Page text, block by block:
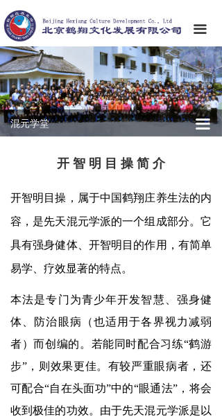
끀
开 智 明 目 操 简 介
开智明目操，属于中国鹤翔庄养生法的内
容，是先天混元学派的一个组成部分。它
具有强身健体、开智明目的作用，有简单
易学、疗效显著的特点。
本法是专门为青少年开发智慧、强身健
体、防治眼病（也适用于各界视力减弱
者）而创编的。若能同时配合习练“鹤游
步”，则效果更佳。有较严重眼病者，还
可配合“自在头面功”中的“眼通法”，将会
收到极佳的功效。由于先天混元学派是以
混元学堂 끀